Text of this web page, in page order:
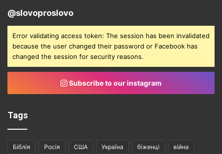
@slovoproslovo
Error validating access token: The session has been invalidated
because the user changed their password or Facebook has
changed the session for security reasons.
Subscribe to our instagram
Tags
Біблія Росія США Україна біженці війна